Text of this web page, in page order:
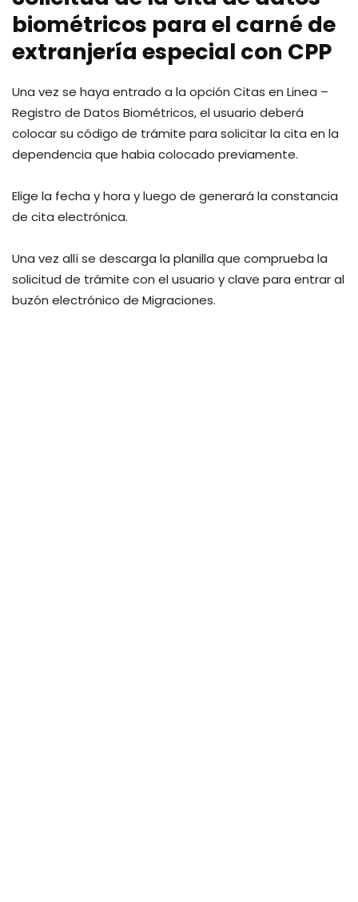
biométricos para el carné de
extranjería especial con CPP
Una vez se haya entrado a la opción Citas en Linea –
Registro de Datos Biométricos, el usuario deberá
colocar su código de trámite para solicitar la cita en la
dependencia que habia colocado previamente.
Elige la fecha y hora y luego de generará la constancia
de cita electrónica.
Una vez allí se descarga la planilla que comprueba la
solicitud de trámite con el usuario y clave para entrar al
buzón electrónico de Migraciones.